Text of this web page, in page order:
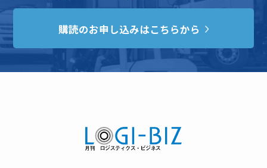
購読のお申し込みはこちらから